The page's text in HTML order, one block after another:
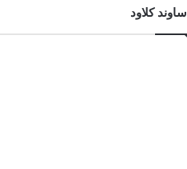
ساوند كلاود